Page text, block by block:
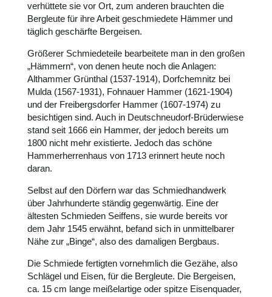
verhüttete sie vor Ort, zum anderen brauchten die
Bergleute für ihre Arbeit geschmiedete Hämmer und
täglich geschärfte Bergeisen.
Größerer Schmiedeteile bearbeitete man in den großen
„Hämmern“, von denen heute noch die Anlagen:
Althammer Grünthal (1537-1914), Dorfchemnitz bei
Mulda (1567-1931), Fohnauer Hammer (1621-1904)
und der Freibergsdorfer Hammer (1607-1974) zu
besichtigen sind. Auch in Deutschneudorf-Brüderwiese
stand seit 1666 ein Hammer, der jedoch bereits um
1800 nicht mehr existierte. Jedoch das schöne
Hammerherrenhaus von 1713 erinnert heute noch
daran.
Selbst auf den Dörfern war das Schmiedhandwerk
über Jahrhunderte ständig gegenwärtig. Eine der
ältesten Schmieden Seiffens, sie wurde bereits vor
dem Jahr 1545 erwähnt, befand sich in unmittelbarer
Nähe zur „Binge“, also des damaligen Bergbaus.
Die Schmiede fertigten vornehmlich die Gezähe, also
Schlägel und Eisen, für die Bergleute. Die Bergeisen,
ca. 15 cm lange meißelartige oder spitze Eisenquader,